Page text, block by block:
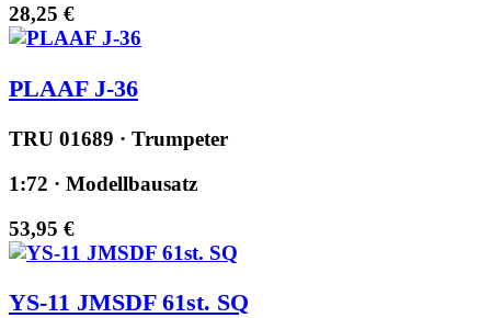
28,25 €
PLAAF J-36
TRU 01689 · Trumpeter
1:72 · Modellbausatz
53,95 €
YS-11 JMSDF 61st. SQ